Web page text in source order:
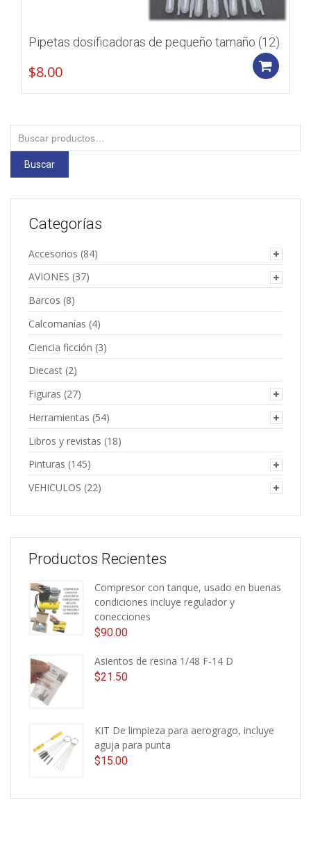
Pipetas dosificadoras de pequeño tamaño (12)
$8.00
Buscar
por:
Buscar
Categorías
Accesorios (84)
AVIONES (37)
Barcos (8)
Calcomanías (4)
Ciencia ficción (3)
Diecast (2)
Figuras (27)
Herramientas (54)
Libros y revistas (18)
Pinturas (145)
VEHICULOS (22)
Productos Recientes
Compresor con tanque, usado en buenas
condiciones incluye regulador y
conecciones
$90.00
Asientos de resina 1/48 F-14 D
$21.50
KIT De limpieza para aerogrago, incluye
aguja para punta
$15.00